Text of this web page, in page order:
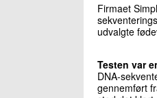
Firmaet
udvalgte
Testen var
DNA-
gennemført